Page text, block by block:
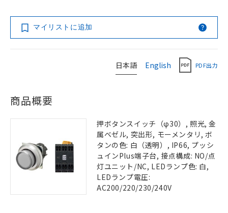
マイリストに追加
日本語 English PDF出力
商品概要
押ボタンスイッチ（φ30）, 照光, 金
属ベゼル, 突出形, モーメンタリ, ボ
タンの色: 白（透明）, IP66, プッシ
ュインPlus端子台, 接点構成: NO/点
灯ユニット/NC, LEDランプ色: 白,
LEDランプ電圧:
AC200/220/230/240V